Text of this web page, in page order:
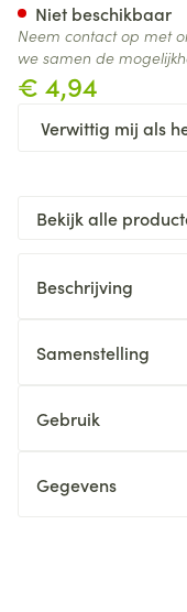
€ 4,94
Verwittig mij als
Niet beschikbaar
Neem contact op met
we samen de
Bekijk alle
Beschrijving
Samenstelling
Gebruik
Gegevens